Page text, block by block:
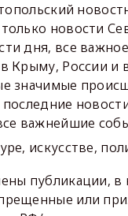
новости
дня, все
Крыму, России и
значимые
важнейшие
искусстве,
публикации, в
или